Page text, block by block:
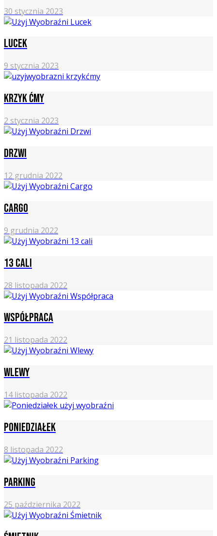
30 stycznia 2023
Lucek
9 stycznia 2023
Krzyk ćmy
2 stycznia 2023
Drzwi
12 grudnia 2022
Cargo
9 grudnia 2022
13 cali
28 listopada 2022
Współpraca
21 listopada 2022
Wlewy
14 listopada 2022
Poniedziałek
8 listopada 2022
Parking
25 października 2022